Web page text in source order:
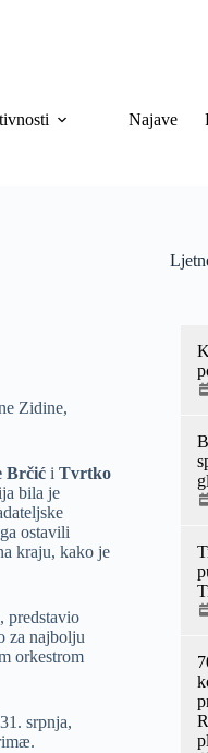
Najave
Zidine,
Brčić i Tvrtko
bila je
ostavili
kraju, kako je
predstavio
za najbolju
orkestrom
srpnja,